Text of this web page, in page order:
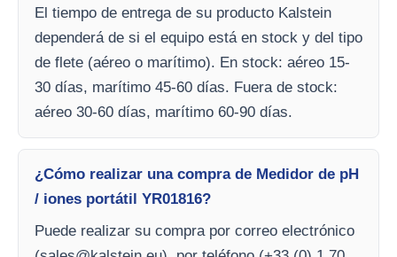
El tiempo de entrega de su producto Kalstein
dependerá de si el equipo está en stock y del tipo
de flete (aéreo o marítimo). En stock: aéreo 15-
30 días, marítimo 45-60 días. Fuera de stock:
aéreo 30-60 días, marítimo 60-90 días.
¿Cómo realizar una compra de Medidor de pH
/ iones portátil YR01816?
Puede realizar su compra por correo electrónico